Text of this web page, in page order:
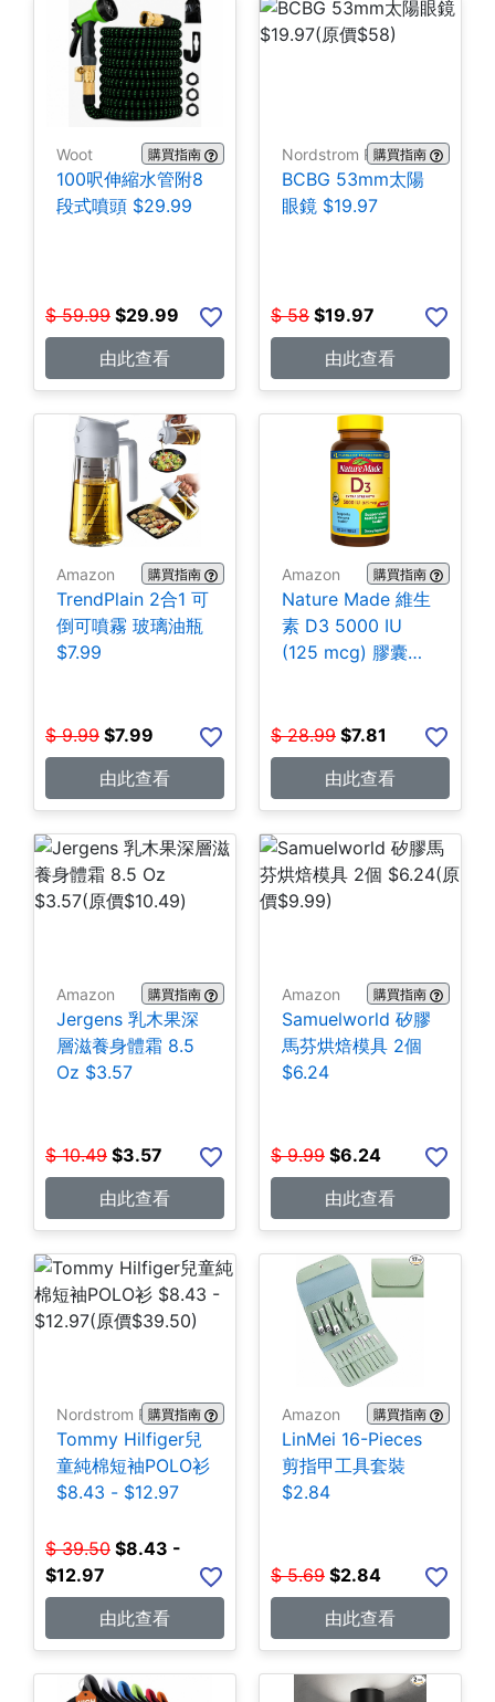
Woot 購買指南
100呎伸縮水管附8
段式噴頭 $29.99
$ 59.99 $29.99
由此查看
Nordstrom Rack購買指南
BCBG 53mm太陽
眼鏡 $19.97
$ 58 $19.97
由此查看
Amazon 購買指南
TrendPlain 2合1 可
倒可噴霧 玻璃油瓶
$7.99
$ 9.99 $7.99
由此查看
Amazon 購買指南
Nature Made 維生
素 D3 5000 IU
(125 mcg) 膠囊
$ 28.99 $7.81
由此查看
Amazon 購買指南
Jergens 乳木果深
層滋養身體霜 8.5
Oz $3.57
$ 10.49 $3.57
由此查看
Amazon 購買指南
Samuelworld 矽膠
馬芬烘焙模具 2個
$6.24
$ 9.99 $6.24
由此查看
Nordstrom Rack購買指南
Tommy Hilfiger兒
童純棉短袖POLO衫
$8.43 - $12.97
$ 39.50 $8.43 -
$12.97
由此查看
Amazon 購買指南
LinMei 16-Pieces
剪指甲工具套裝
$2.84
$ 5.69 $2.84
由此查看